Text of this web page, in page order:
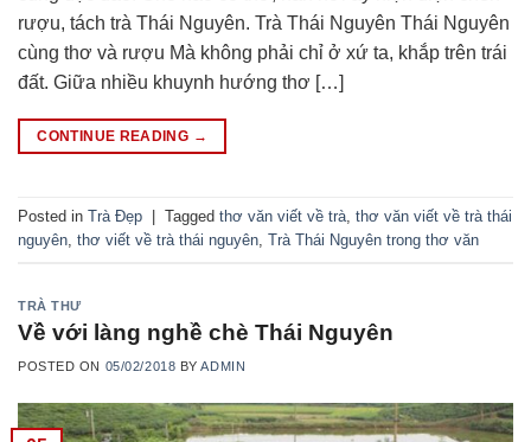
rượu, tách trà Thái Nguyên. Trà Thái Nguyên Thái Nguyên
cùng thơ và rượu Mà không phải chỉ ở xứ ta, khắp trên trái
đất. Giữa nhiều khuynh hướng thơ […]
CONTINUE READING →
Posted in Trà Đẹp Tagged thơ văn viết về trà, thơ văn viết về trà thái
nguyên, thơ viết về trà thái nguyên, Trà Thái Nguyên trong thơ văn
TRÀ THƯ
Về với làng nghề chè Thái Nguyên
POSTED ON 05/02/2018 BYADMIN